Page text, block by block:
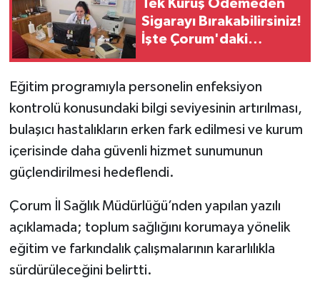
Tek Kuruş Ödemeden
Sigarayı Bırakabilirsiniz!
İşte Çorum'daki
Eğitim programıyla personelin enfeksiyon
kontrolü konusundaki bilgi seviyesinin artırılması,
bulaşıcı hastalıkların erken fark edilmesi ve kurum
içerisinde daha güvenli hizmet sunumunun
güçlendirilmesi hedeflendi.
Çorum İl Sağlık Müdürlüğü’nden yapılan yazılı
açıklamada; toplum sağlığını korumaya yönelik
eğitim ve farkındalık çalışmalarının kararlılıkla
sürdürüleceğini belirtti.